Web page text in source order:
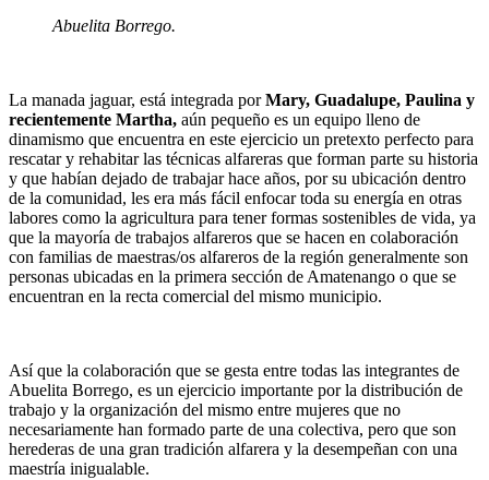
Abuelita Borrego.
La manada jaguar, está integrada porMary, Guadalupe, Paulina y
recientemente Martha, aún pequeño es un equipo lleno de
dinamismo que encuentra en este ejercicio un pretexto perfecto para
rescatar y rehabitar las técnicas alfareras que forman parte su historia
y que habían dejado de trabajar hace años, por su ubicación dentro
de la comunidad, les era más fácil enfocar toda su energía en otras
labores como la agricultura para tener formas sostenibles de vida, ya
que la mayoría de trabajos alfareros que se hacen en colaboración
con familias de maestras/os alfareros de la región generalmente son
personas ubicadas en la primera sección de Amatenango o que se
encuentran en la recta comercial del mismo municipio.
Así que la colaboración que se gesta entre todas las integrantes de
Abuelita Borrego, es un ejercicio importante por la distribución de
trabajo y la organización del mismo entre mujeres que no
necesariamente han formado parte de una colectiva, pero que son
herederas de una gran tradición alfarera y la desempeñan con una
maestría inigualable.